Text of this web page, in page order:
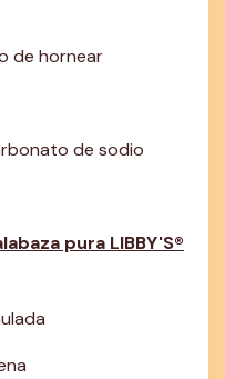
de hornear
de sodio
pura LIBBY'S®